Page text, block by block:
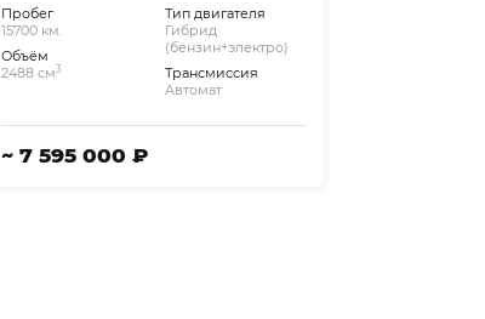
Пробег
15700 км.
Объём
2488 см3
Тип двигателя
Гибрид
(бензин+электро)
Трансмиссия
Автомат
~ 7 595 000 ₽